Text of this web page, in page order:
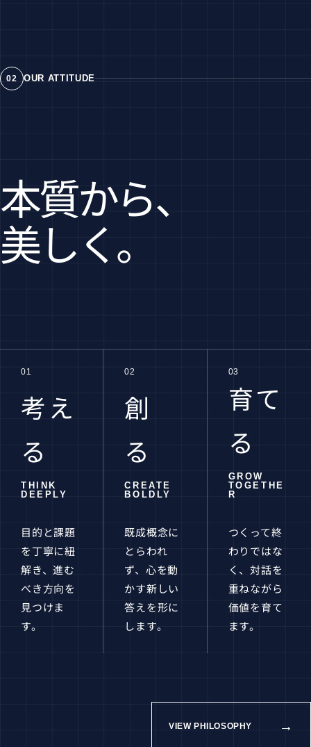
02 OUR ATTITUDE
本質から、
美しく。
01
考え
る
THINK
DEEPLY
目的と課題
を丁寧に紐
解き、進む
べき方向を
見つけま
す。
02
創
る
CREATE
BOLDLY
既成概念に
とらわれ
ず、心を動
かす新しい
答えを形に
します。
03
育て
る
GROW
TOGETHE
R
つくって終
わりではな
く、対話を
重ねながら
価値を育て
ます。
VIEW PHILOSOPHY →